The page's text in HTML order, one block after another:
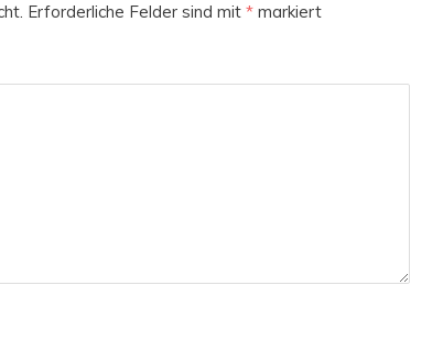
Erforderliche Felder sind mit* markiert